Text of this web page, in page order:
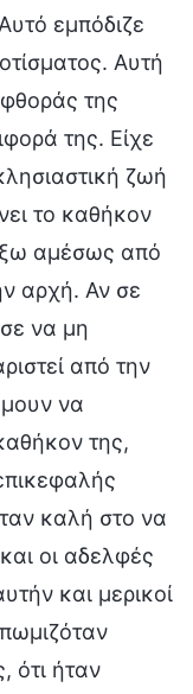
εμπόδιζε
Αυτή
της
της. Είχε
ζωή
το καθήκον
αμέσως από
αρχή. Αν σε
να μη
από την
να
της,
καλή στο να
οι αδελφές
και μερικοί
ότι ήταν